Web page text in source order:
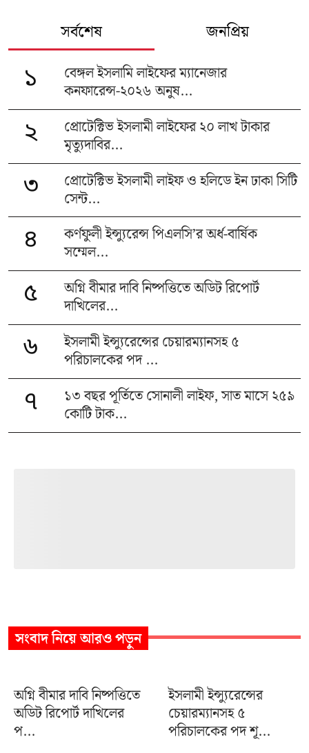
সর্বশেষ জনপ্রিয়
১
বেঙ্গল ইসলামি লাইফের ম্যানেজার
কনফারেন্স-২০২৬ অনুষ...
২
প্রোটেক্টিভ ইসলামী লাইফের ২০ লাখ টাকার
মৃত্যুদাবির...
৩
প্রোটেক্টিভ ইসলামী লাইফ ও হলিডে ইন ঢাকা সিটি
সেন্ট...
৪
কর্ণফুলী ইন্স্যুরেন্স পিএলসি’র অর্ধ-বার্ষিক
সম্মেল...
৫
অগ্নি বীমার দাবি নিষ্পত্তিতে অডিট রিপোর্ট
দাখিলের...
৬
ইসলামী ইন্স্যুরেন্সের চেয়ারম্যানসহ ৫
পরিচালকের পদ ...
৭
১৩ বছর পূর্তিতে সোনালী লাইফ, সাত মাসে ২৫৯
কোটি টাক...
সংবাদনিয়ে আরও পড়ুন
অগ্নি বীমার দাবি নিষ্পত্তিতে
অডিট রিপোর্ট দাখিলের
প...
ইসলামী ইন্স্যুরেন্সের
চেয়ারম্যানসহ ৫
পরিচালকের পদ শূ...